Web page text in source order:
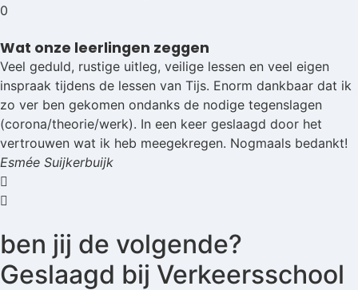
0
Wat onze leerlingen zeggen
Veel geduld, rustige uitleg, veilige lessen en veel eigen
inspraak tijdens de lessen van Tijs. Enorm dankbaar dat ik
zo ver ben gekomen ondanks de nodige tegenslagen
(corona/theorie/werk). In een keer geslaagd door het
vertrouwen wat ik heb meegekregen. Nogmaals bedankt!
Esmée Suijkerbuijk
ben jij de volgende?
Geslaagd bij Verkeersschool